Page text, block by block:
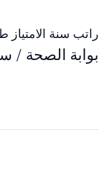
راتب سنة
بوابة الصحة /